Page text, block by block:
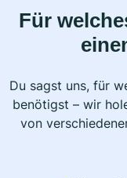
Für
Du sagst uns, für
benötigst – wir
von